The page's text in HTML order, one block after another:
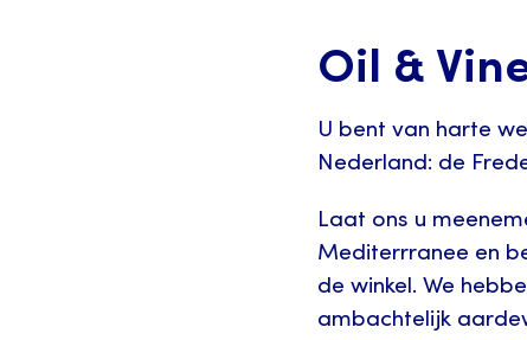
Oil &
U bent van harte
Nederland: de
Laat ons u
Mediterrranee en
de winkel. We
ambachtelijk